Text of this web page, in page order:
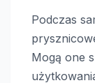
Podczas
Mogą one